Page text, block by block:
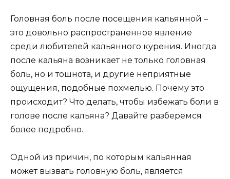
Головная боль после посещения кальянной –
это довольно распространенное явление
среди любителей кальянного курения. Иногда
после кальяна возникает не только головная
боль, но и тошнота, и другие неприятные
ощущения, подобные похмелью. Почему это
происходит? Что делать, чтобы избежать боли в
голове после кальяна? Давайте разберемся
более подробно.
Одной из причин, по которым кальянная
может вызвать головную боль, является